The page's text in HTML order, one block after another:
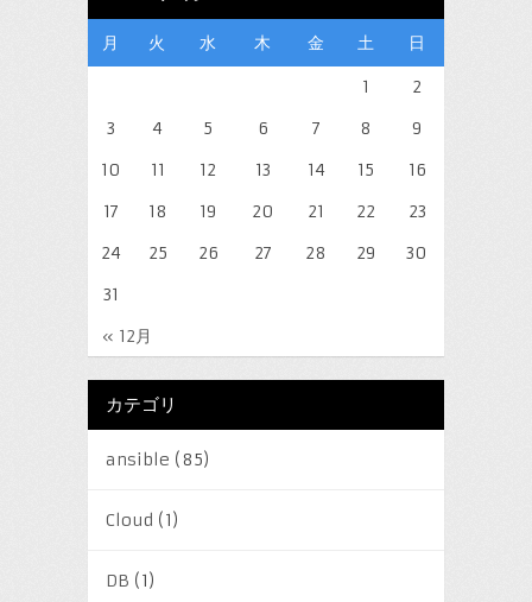
月 火 水 木 金 土 日
« 12月
1
2
3
4 5 6 7 8
9
10
11 12 13 14 15
16
17
18 19 20 21 22
23
24
25 26 27 28 29
30
31
カテゴリ
ansible (85)
Cloud (1)
DB (1)